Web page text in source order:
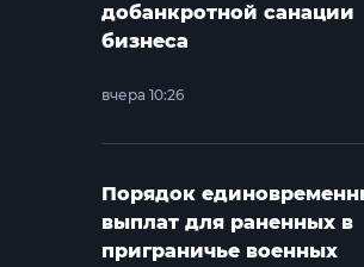
добанкротной санации
бизнеса
вчера 10:26
Порядок
выплат для раненных в
приграничье военных